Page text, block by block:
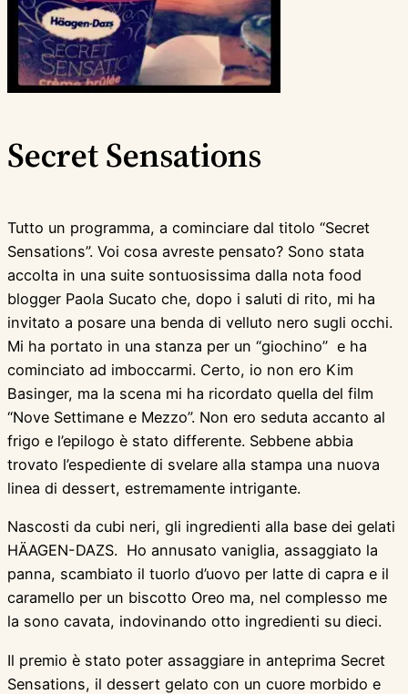
Secret Sensations
Tutto un programma, a cominciare dal titolo “Secret
Sensations”. Voi cosa avreste pensato? Sono stata
accolta in una suite sontuosissima dalla nota food
blogger Paola Sucato che, dopo i saluti di rito, mi ha
invitato a posare una benda di velluto nero sugli occhi.
Mi ha portato in una stanza per un “giochino” e ha
cominciato ad imboccarmi. Certo, io non ero Kim
Basinger, ma la scena mi ha ricordato quella del film
“Nove Settimane e Mezzo”. Non ero seduta accanto al
frigo e l’epilogo è stato differente. Sebbene abbia
trovato l’espediente di svelare alla stampa una nuova
linea di dessert, estremamente intrigante.
Nascosti da cubi neri, gli ingredienti alla base dei gelati
HÄAGEN-DAZS. Ho annusato vaniglia, assaggiato la
panna, scambiato il tuorlo d’uovo per latte di capra e il
caramello per un biscotto Oreo ma, nel complesso me
la sono cavata, indovinando otto ingredienti su dieci.
Il premio è stato poter assaggiare in anteprima Secret
Sensations, il dessert gelato con un cuore morbido e